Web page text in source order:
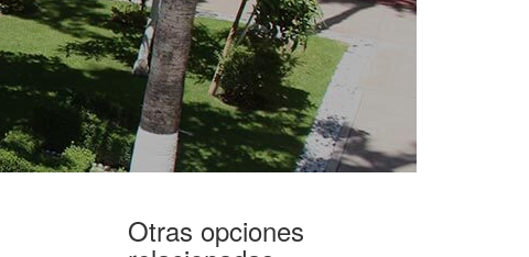
Otras opciones